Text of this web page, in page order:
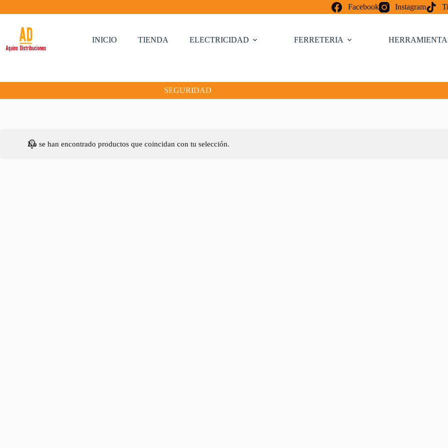
al
Facebook Instagram
INICIO TIENDA ELECTRICIDAD FERRETERIA
SEGURIDAD
No se han encontrado productos que coincidan con tu selección.